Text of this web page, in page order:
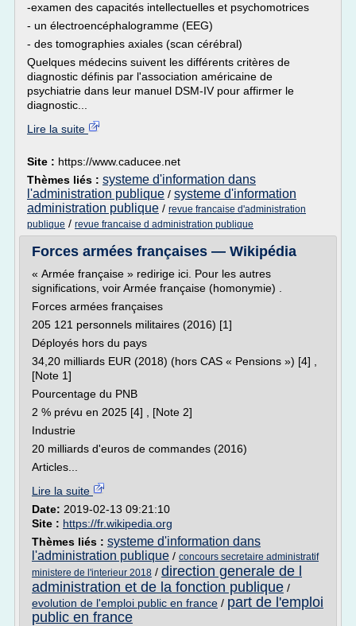
-examen des capacités intellectuelles et psychomotrices
- un électroencéphalogramme (EEG)
- des tomographies axiales (scan cérébral)
Quelques médecins suivent les différents critères de
diagnostic définis par l'association américaine de
psychiatrie dans leur manuel DSM-IV pour affirmer le
diagnostic...
Lire la suite
Site : https://www.caducee.net
Thèmes liés : systeme d'information dans
l'administration publique / systeme d'information
administration publique / revue francaise d'administration
publique / revue francaise d administration publique
Forces armées françaises — Wikipédia
« Armée française » redirige ici. Pour les autres
significations, voir Armée française (homonymie) .
Forces armées françaises
205 121 personnels militaires (2016) [1]
Déployés hors du pays
34,20 milliards EUR (2018) (hors CAS « Pensions ») [4] ,
[Note 1]
Pourcentage du PNB
2 % prévu en 2025 [4] , [Note 2]
Industrie
20 milliards d'euros de commandes (2016)
Articles...
Lire la suite
Date: 2019-02-13 09:21:10
Site : https://fr.wikipedia.org
Thèmes liés : systeme d'information dans
l'administration publique / concours secretaire administratif
ministere de l'interieur 2018 / direction generale de l
administration et de la fonction publique /
evolution de l'emploi public en france / part de l'emploi
public en france